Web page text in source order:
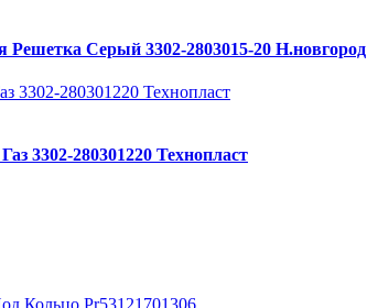
Серый 3302-2803015-20 Н.новгород
3302-280301220 Технопласт